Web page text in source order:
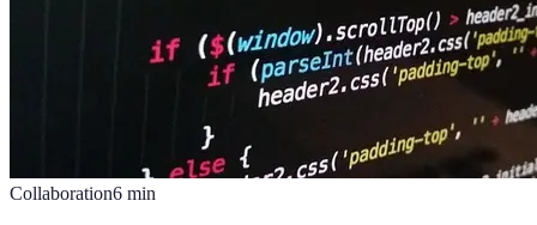
Collaboration6 min